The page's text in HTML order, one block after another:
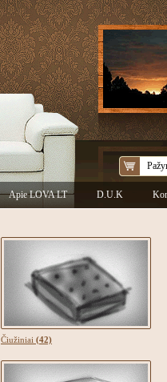
Apie LOVA LT D.U.K
Čiužiniai (42)